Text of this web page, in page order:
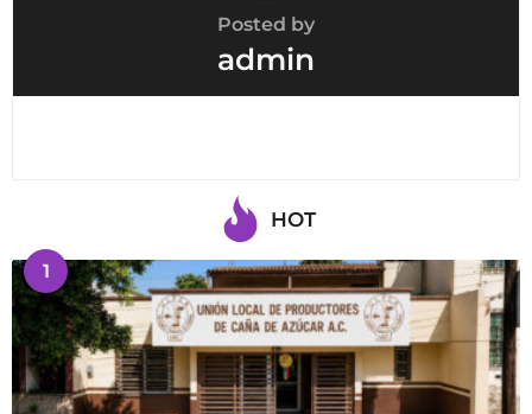
Posted by
admin
HOT
1